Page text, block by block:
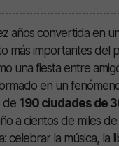
años convertida en
más importantes del
una fiesta entre
en un
de 190 ciudades de
a cientos de miles
celebrar la música, la